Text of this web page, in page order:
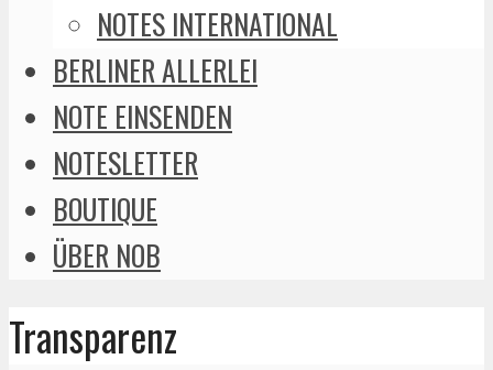
NOTES INTERNATIONAL
BERLINER ALLERLEI
NOTE EINSENDEN
NOTESLETTER
BOUTIQUE
ÜBER NOB
Transparenz